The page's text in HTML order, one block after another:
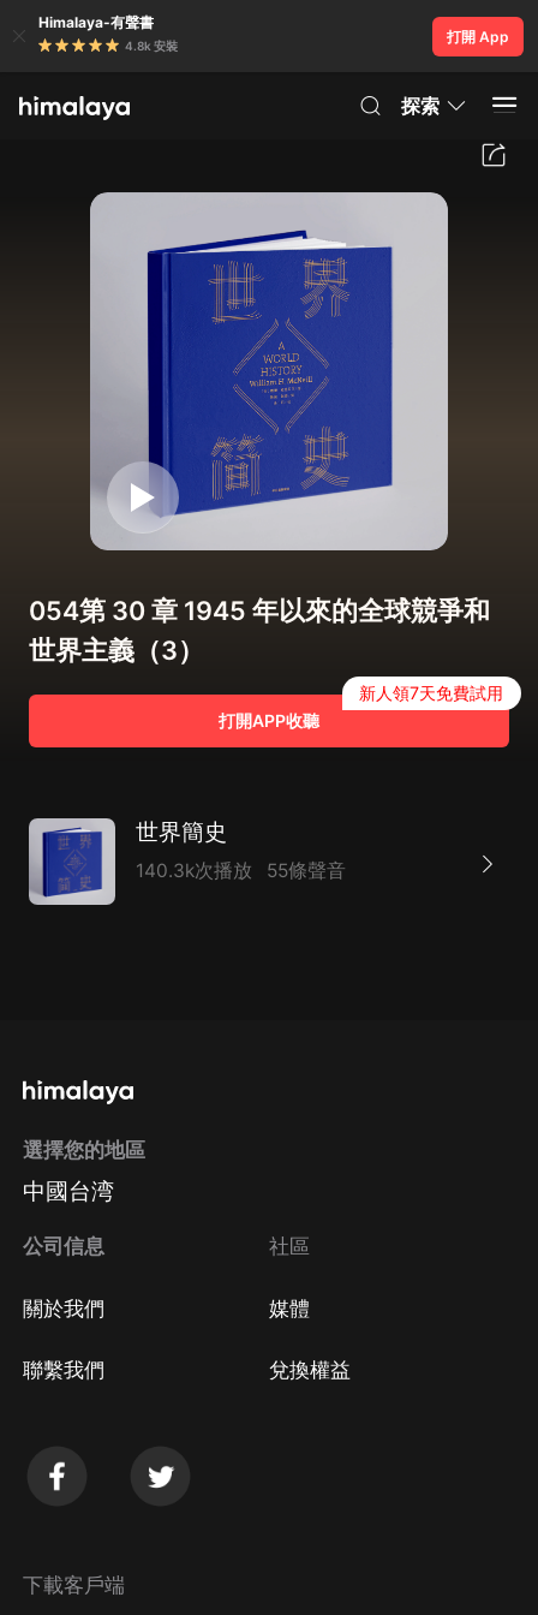
Himalaya-有聲書
4.8k 安裝
打開 App
探索
054第 30 章 1945 年以來的全球競爭和
世界主義（3）
打開APP收聽
新人領7天免費試用
世界簡史
140.3k次播放 55條聲音
選擇您的地區
中國台湾
公司信息
關於我們
聯繫我們
社區
媒體
兌換權益
下載客戶端